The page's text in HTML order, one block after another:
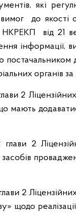
які
до якості
від 21
інформації,
2
мають
2
2
щодо